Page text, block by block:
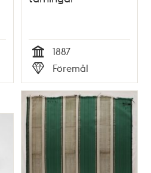
Tid
1887
Typ
Föremål